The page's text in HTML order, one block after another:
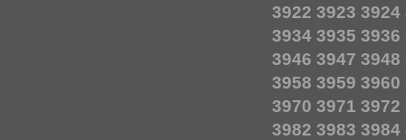
3922 3923 3924
3934 3935 3936
3946 3947 3948
3958 3959 3960
3970 3971 3972
3982 3983 3984